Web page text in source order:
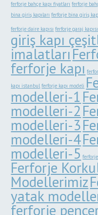
ferforje bahçe kapı fiyatları ferforje
bina giriş kapıları ferforje bina giriş
ferforje daire kapısı ferforje garaj kapısı
giriş kapı
imalatları
ferforje kapı
kapı istanbul ferforje kapı modeli
modelleri-1
modelleri-2
modelleri-3
modelleri-4
modelleri-5
Ferforje
Modellerimiz
yatak
ferforje